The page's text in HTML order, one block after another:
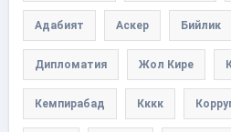
Адабият Аскер Бийлик
Дипломатия Жол Кире
Кемпирабад Кккк